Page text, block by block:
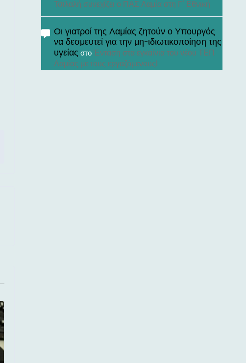
Τσιλαλή συνεχίζει ο ΠΑΣ Λαμία στη Γ’ Εθνική
Οι γιατροί της Λαμίας ζητούν ο Υπουργός
να δεσμευτεί για την μη-ιδιωτικοποίηση της
υγείας στο Ένταση στα εγκαίνια του νέου ΤΕΠ
Λαμίας με τους εργαζόμενους!